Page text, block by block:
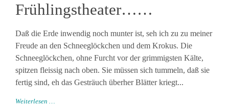
Frühlingstheater……
Daß die Erde inwendig noch munter ist, seh ich zu zu meiner
Freude an den Schneeglöckchen und dem Krokus. Die
Schneeglöckchen, ohne Furcht vor der grimmigsten Kälte,
spitzen fleissig nach oben. Sie müssen sich tummeln, daß sie
fertig sind, eh das Gesträuch überher Blätter kriegt...
Weiterlesen …